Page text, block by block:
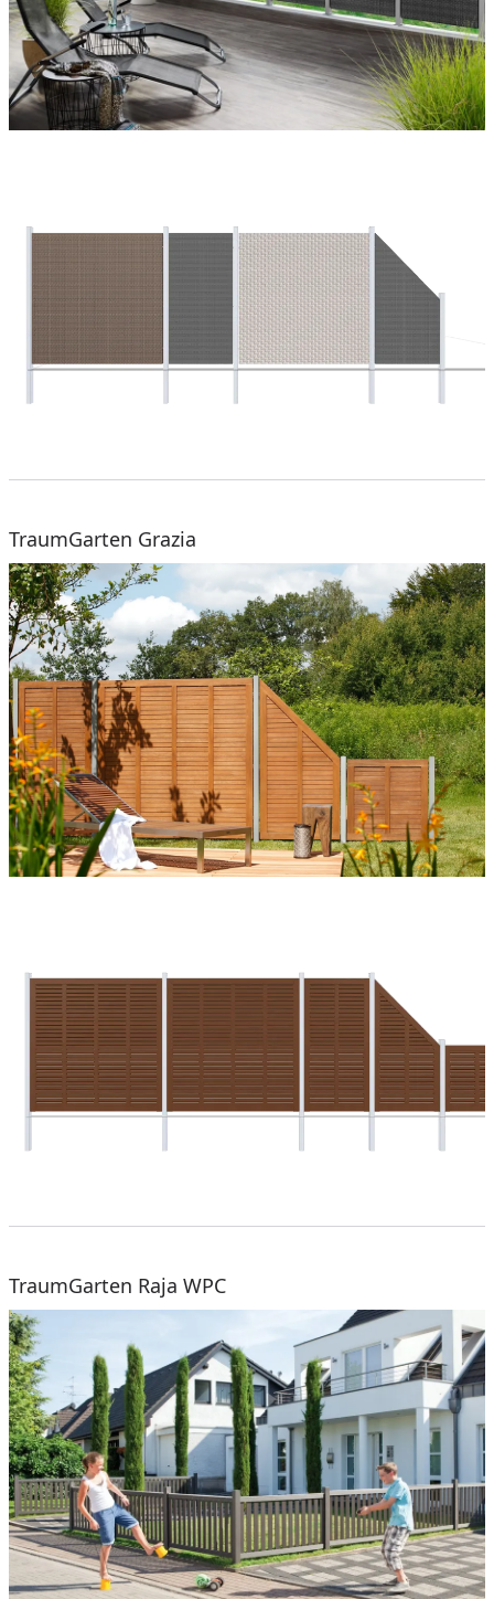
TraumGarten Grazia
TraumGarten Raja WPC